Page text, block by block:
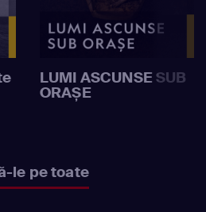
LUMI ASCUNSE SUB
ORAȘE
le pe toate